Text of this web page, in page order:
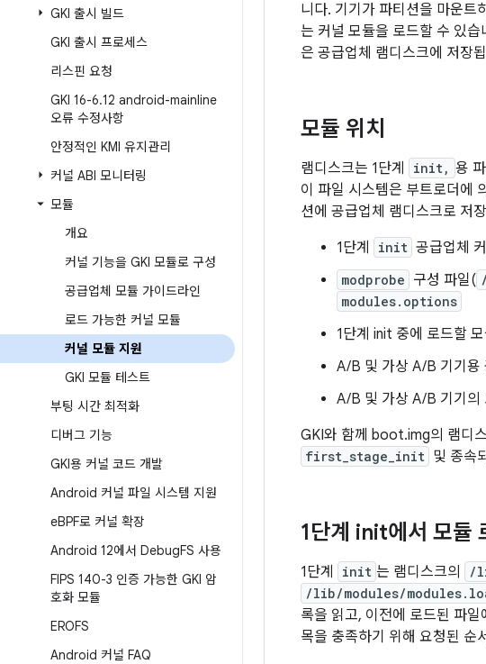
GKI 출시 빌드
GKI 출시 프로세스
리스핀 요청
GKI 16-6.12 android-mainline
오류 수정사항
안정적인 KMI 유지관리
커널 ABI 모니터링
모듈
개요
커널 기능을 GKI 모듈로 구성
공급업체 모듈 가이드라인
로드 가능한 커널 모듈
커널 모듈 지원
GKI 모듈 테스트
부팅 시간 최적화
디버그 기능
GKI용 커널 코드 개발
Android 커널 파일 시스템 지원
eBPF로 커널 확장
Android 12에서 DebugFS 사용
FIPS 140-3 인증 가능한 GKI 암
호화 모듈
EROFS
Android 커널 FAQ
니다. 기기가 파티션을 마운트
는 커널 모듈을 로드할 수 있
은 공급업체 램디스크에 저장
모듈 위치
램디스크는 1단계 init, 용
이 파일 시스템은 부트로더에
션에 공급업체 램디스크로 저
1단계
init 공급업체
modprobe 구성 파일(
modules.options
1단계 init 중에 로드할
A/B 및 가상 A/B 기기용
A/B 및 가상 A/B 기기의
GKI와 함께 boot.img의 램디
first_stage_init 및 종속
1단계 init에서 모듈
1단계 init 는 램디스크의 /
/lib/modules/
록을 읽고, 이전에 로드된 파
목을 충족하기 위해 요청된 순